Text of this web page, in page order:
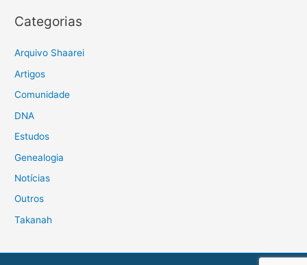
Categorias
Arquivo Shaarei
Artigos
Comunidade
DNA
Estudos
Genealogia
Notícias
Outros
Takanah